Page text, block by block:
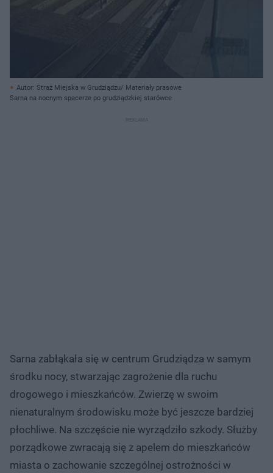
Autor: Straż Miejska w Grudziądzu/ Materiały prasowe
Sarna na nocnym spacerze po grudziądzkiej starówce
Sarna zabłąkała się w centrum Grudziądza w samym
środku nocy, stwarzając zagrożenie dla ruchu
drogowego i mieszkańców. Zwierzę w swoim
nienaturalnym środowisku może być jeszcze bardziej
płochliwe. Na szczęście nie wyrządziło szkody. Służby
porządkowe zwracają się z apelem do mieszkańców
miasta o zachowanie szczególnej ostrożności w